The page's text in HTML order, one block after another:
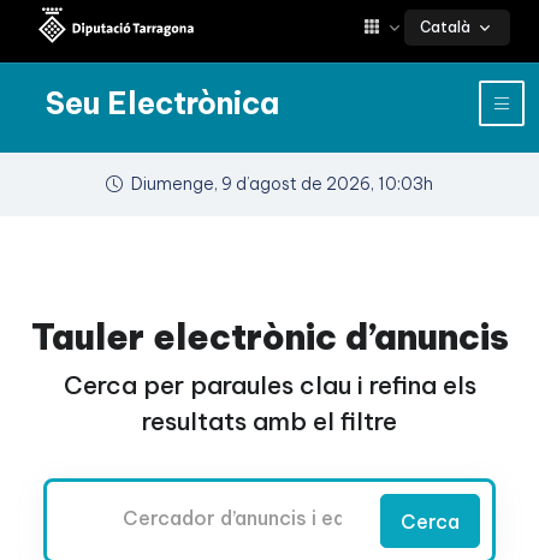
Català
Seu Electrònica
Diumenge, 9 d’agost de 2026, 10:03h
Tauler electrònic d’anuncis
Cerca per paraules clau i refina els
resultats amb el filtre
Cerca